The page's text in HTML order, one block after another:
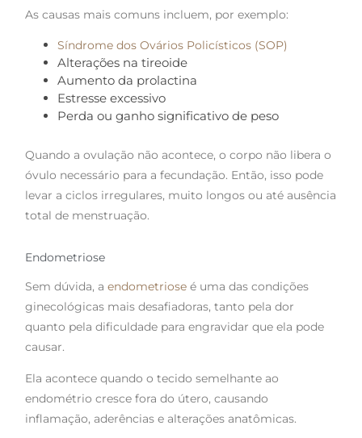
As causas mais comuns incluem, por exemplo:
Síndrome dos Ovários Policísticos (SOP)
Alterações na tireoide
Aumento da prolactina
Estresse excessivo
Perda ou ganho significativo de peso
Quando a ovulação não acontece, o corpo não libera o
óvulo necessário para a fecundação. Então, isso pode
levar a ciclos irregulares, muito longos ou até ausência
total de menstruação.
Endometriose
Sem dúvida, aendometriose é uma das condições
ginecológicas mais desafiadoras, tanto pela dor
quanto pela dificuldade para engravidar que ela pode
causar.
Ela acontece quando o tecido semelhante ao
endométrio cresce fora do útero, causando
inflamação, aderências e alterações anatômicas.